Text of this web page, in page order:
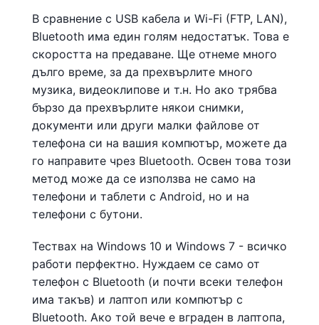
В сравнение с USB кабела и Wi-Fi (FTP, LAN),
Bluetooth има един голям недостатък. Това е
скоростта на предаване. Ще отнеме много
дълго време, за да прехвърлите много
музика, видеоклипове и т.н. Но ако трябва
бързо да прехвърлите някои снимки,
документи или други малки файлове от
телефона си на вашия компютър, можете да
го направите чрез Bluetooth. Освен това този
метод може да се използва не само на
телефони и таблети с Android, но и на
телефони с бутони.
Тествах на Windows 10 и Windows 7 - всичко
работи перфектно. Нуждаем се само от
телефон с Bluetooth (и почти всеки телефон
има такъв) и лаптоп или компютър с
Bluetooth. Ако той вече е вграден в лаптопа,